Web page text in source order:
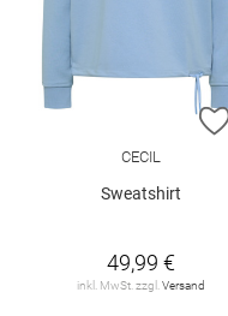
CECIL
Sweatshirt
49,99 €
inkl. MwSt. zzgl.Versand